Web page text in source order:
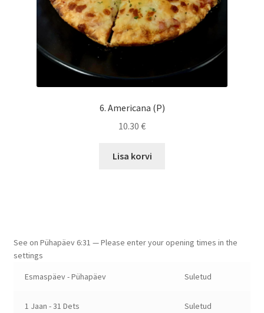
6. Americana (P)
10.30 €
Lisa korvi
See on Pühapäev6:31 —Please enter your opening times in the
settings
Esmaspäev - Pühapäev
Suletud
1 Jaan - 31 Dets Suletud